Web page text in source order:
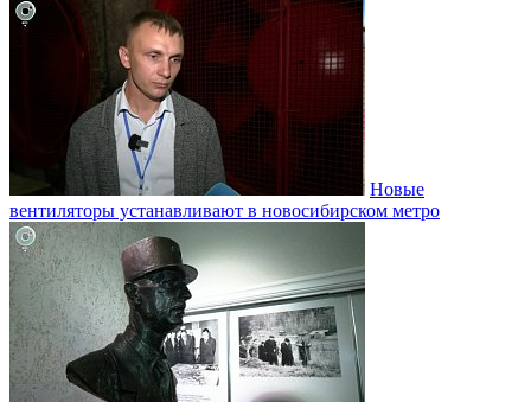
Новые
вентиляторы устанавливают в новосибирском метро